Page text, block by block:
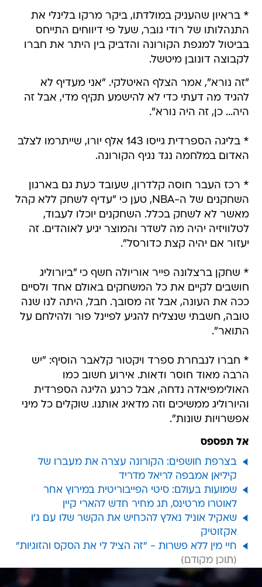
* בראיון שהעניק במולדתו, ביקר מרקו בלינלי את
התנהלותו של רודי גובר, שעל פי דיווחים התייחס
בביטול למגפת הקורונה והדביק בין היתר את חברו
לקבוצה דונובן מיטשל.
"זה נורא", אמר הצלף האיטלקי. "אני מעדיף לא
להגיד מה דעתי כדי לא להישמע תקיף מדי, אבל זה
היה... כן, זה היה נורא".
* בליגה הספרדית גייסו 143 אלף יורו, שייתרמו לצלב
האדום במלחמה נגד נגיף הקורונה.
* רכז העבר חוסה קלדרון, שעובד כעת גם בארגון
השחקנים של ה-NBA, טען כי "עדיף לשחק ללא קהל
מאשר לא לשחק בכלל. השחקנים יוכלו לעבוד,
לטלוויזיה יהיה מה לשדר והמוצר יגיע לאוהדים. זה
יעזור אם יהיה קצת כדורסל".
* שחקן ברצלונה פייר אוריולה חשף כי "ביורוליג
חושבים לקיים את כל המשחקים באולם אחד ולסיים
ככה את העונה, אבל זה מסובך. חבל, היתה לנו שנה
טובה, חשבתי שנצליח להגיע לפיינל פור ולהילחם על
התואר".
* חברו לנבחרת ספרד ויקטור קלאבר הוסיף: "יש
הרבה מאוד חוסר ודאות. אירוע חשוב כמו
האולימפיאדה נדחה, אבל כרגע הליגה הספרדית
והיורוליג ממשיכים וזה מדאיג אותנו. שוקלים כל מיני
אפשרויות שונות".
אל תפספס
בצרפת חושפים: הקורונה עצרה את מעברו של
קיליאן אמבפה לריאל מדריד
שמועות בעולם: סיטי הפייבוריטית במירוץ אחר
לאוטרו מרטינס, תג מחיר חדש להארי קיין
שאקיל אוניל נאלץ להכחיש את הקשר שלו עם ג'ו
אקזוטיק
חיי מין ללא פשרות - "זה הציל לי את הסקס והזוגיות"